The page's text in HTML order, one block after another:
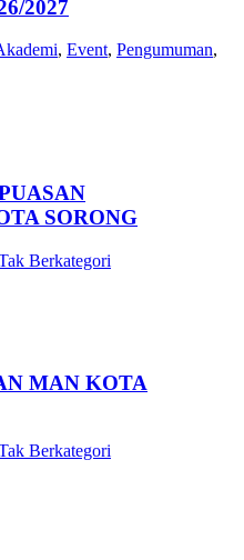
2027
, Event, Pengumuman,
SORONG
Berkategori
MAN KOTA
Berkategori